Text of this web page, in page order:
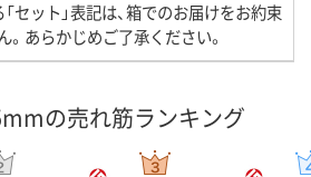
セット」表記は、箱でのお届けをお約束
あらかじめご了承ください。
の売れ筋ランキング